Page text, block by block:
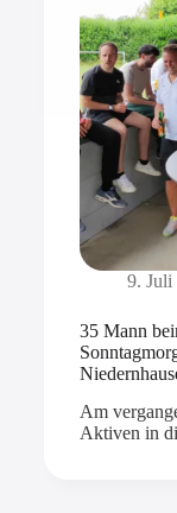
9. Juli
35 Mann
Am
Aktiven in